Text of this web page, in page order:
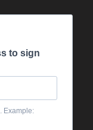
to sign
Example: